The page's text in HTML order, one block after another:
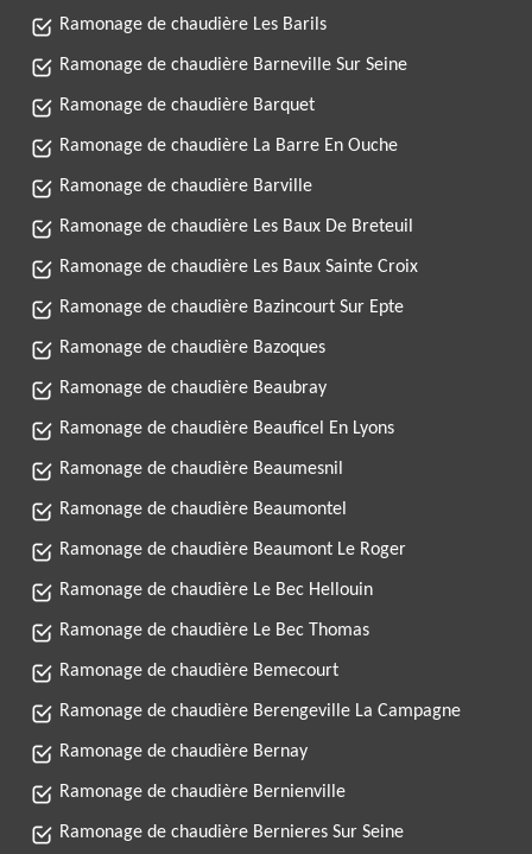
Ramonage de chaudière Les Barils
Ramonage de chaudière Barneville Sur Seine
Ramonage de chaudière Barquet
Ramonage de chaudière La Barre En Ouche
Ramonage de chaudière Barville
Ramonage de chaudière Les Baux De Breteuil
Ramonage de chaudière Les Baux Sainte Croix
Ramonage de chaudière Bazincourt Sur Epte
Ramonage de chaudière Bazoques
Ramonage de chaudière Beaubray
Ramonage de chaudière Beauficel En Lyons
Ramonage de chaudière Beaumesnil
Ramonage de chaudière Beaumontel
Ramonage de chaudière Beaumont Le Roger
Ramonage de chaudière Le Bec Hellouin
Ramonage de chaudière Le Bec Thomas
Ramonage de chaudière Bemecourt
Ramonage de chaudière Berengeville La Campagne
Ramonage de chaudière Bernay
Ramonage de chaudière Bernienville
Ramonage de chaudière Bernieres Sur Seine